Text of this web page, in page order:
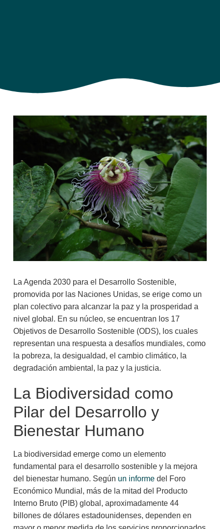
La Agenda 2030 para el Desarrollo Sostenible,
promovida por las Naciones Unidas, se erige como un
plan colectivo para alcanzar la paz y la prosperidad a
nivel global. En su núcleo, se encuentran los 17
Objetivos de Desarrollo Sostenible (ODS), los cuales
representan una respuesta a desafíos mundiales, como
la pobreza, la desigualdad, el cambio climático, la
degradación ambiental, la paz y la justicia.
La Biodiversidad como
Pilar del Desarrollo y
Bienestar Humano
La biodiversidad emerge como un elemento
fundamental para el desarrollo sostenible y la mejora
del bienestar humano. Según un informedel Foro
Económico Mundial, más de la mitad del Producto
Interno Bruto (PIB) global, aproximadamente 44
billones de dólares estadounidenses, dependen en